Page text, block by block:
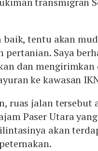
baik, tentu akan
pertanian. Saya
dan
ke kawasan
ruas jalan
Paser Utara
akan